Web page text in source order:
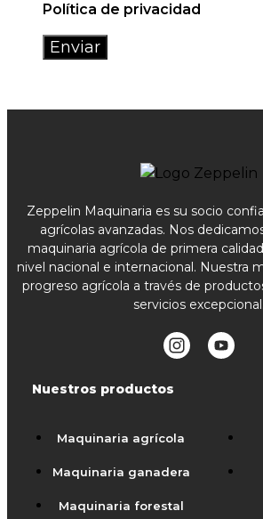
Política de privacidad
Zeppelin Maquinaria es su socio
agrícolas avanzadas. Nos
maquinaria agrícola de primera
nivel nacional e internacional. Nuestra
progreso agrícola a través de
servicios excepcional.
Nuestros productos
Maquinaria agrícola
Maquinaria ganadera
Maquinaria forestal